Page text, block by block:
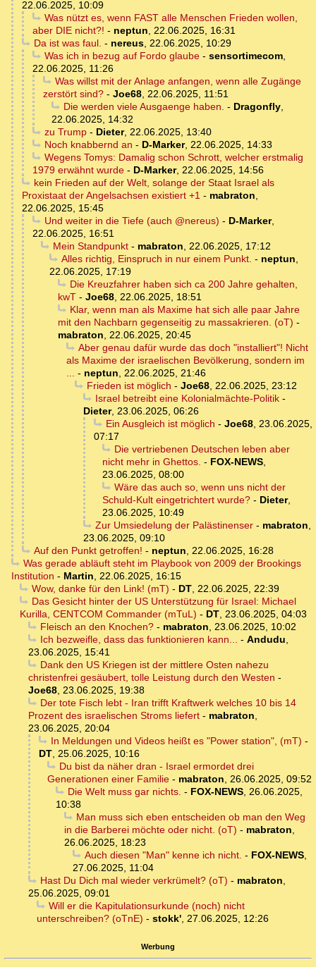
22.06.2025, 10:09
Was nützt es, wenn FAST alle Menschen Frieden wollen,
aber DIE nicht?! - neptun, 22.06.2025, 16:31
Da ist was faul. - nereus, 22.06.2025, 10:29
Was ich in bezug auf Fordo glaube- sensortimecom,
22.06.2025, 11:26
Was willst mit der Anlage anfangen, wenn alle Zugänge
zerstört sind? - Joe68, 22.06.2025, 11:51
Die werden viele Ausgaenge haben. - Dragonfly,
22.06.2025, 14:32
zu Trump- Dieter, 22.06.2025, 13:40
Noch knabbernd an - D-Marker, 22.06.2025, 14:33
Wegens Tomys: Damalig schon Schrott, welcher erstmalig
1979 erwähnt wurde - D-Marker, 22.06.2025, 14:56
kein Frieden auf der Welt, solange der Staat Israel als
Proxistaat der Angelsachsen existiert +1 - mabraton,
22.06.2025, 15:45
Und weiter in die Tiefe (auch @nereus) - D-Marker,
22.06.2025, 16:51
Mein Standpunkt- mabraton, 22.06.2025, 17:12
Alles richtig, Einspruch in nur einem Punkt. - neptun,
22.06.2025, 17:19
Die Kreuzfahrer haben sich ca 200 Jahre gehalten,
kwT - Joe68, 22.06.2025, 18:51
Klar, wenn man als Maxime hat sich alle paar Jahre
mit den Nachbarn gegenseitig zu massakrieren. (oT) -
mabraton, 22.06.2025, 20:45
Aber genau dafür wurde das doch "installiert"! Nicht
als Maxime der israelischen Bevölkerung, sondern im
... - neptun, 22.06.2025, 21:46
Frieden ist möglich - Joe68, 22.06.2025, 23:12
Israel betreibt eine Kolonialmächte-Politik-
Dieter, 23.06.2025, 06:26
Ein Ausgleich ist möglich - Joe68, 23.06.2025,
07:17
Die vertriebenen Deutschen leben aber
nicht mehr in Ghettos. - FOX-NEWS,
23.06.2025, 08:00
Wäre das auch so, wenn uns nicht der
Schuld-Kult eingetrichtert wurde? - Dieter,
23.06.2025, 10:49
Zur Umsiedelung der Palästinenser- mabraton,
23.06.2025, 09:10
Auf den Punkt getroffen! - neptun, 22.06.2025, 16:28
Was gerade abläuft steht im Playbook von 2009 der Brookings
Institution - Martin, 22.06.2025, 16:15
Wow, danke für den Link! (mT) - DT, 22.06.2025, 22:39
Das Gesicht hinter der US Unterstützung für Israel: Michael
Kurilla, CENTCOM Commander (mTuL) - DT, 23.06.2025, 04:03
Fleisch an den Knochen?- mabraton, 23.06.2025, 10:02
Ich bezweifle, dass das funktionieren kann... - Andudu,
23.06.2025, 15:41
Dank den US Kriegen ist der mittlere Osten nahezu
christenfrei gesäubert, tolle Leistung durch den Westen -
Joe68, 23.06.2025, 19:38
Der tote Fisch lebt - Iran trifft Kraftwerk welches 10 bis 14
Prozent des israelischen Stroms liefert - mabraton,
23.06.2025, 20:04
In Meldungen und Videos heißt es "Power station", (mT) -
DT, 25.06.2025, 10:16
Du bist da näher dran - Israel ermordet drei
Generationen einer Familie - mabraton, 26.06.2025, 09:52
Die Welt muss gar nichts. - FOX-NEWS, 26.06.2025,
10:38
Man muss sich eben entscheiden ob man den Weg
in die Barberei möchte oder nicht. (oT) - mabraton,
26.06.2025, 18:23
Auch diesen "Man" kenne ich nicht. - FOX-NEWS,
27.06.2025, 11:04
Hast Du Dich mal wieder verkrümelt? (oT) - mabraton,
25.06.2025, 09:01
Will er die Kapitulationsurkunde (noch) nicht
unterschreiben? (oTnE) - stokk', 27.06.2025, 12:26
Werbung